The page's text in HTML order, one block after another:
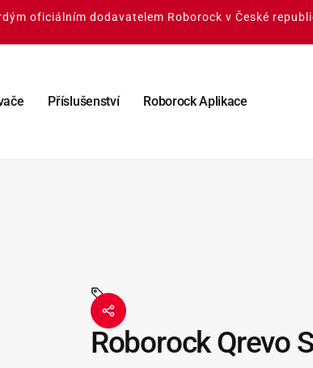
oficiálním dodavatelem Roborock v České
Příslušenství Roborock Aplikace
-
Roborock Qrevo